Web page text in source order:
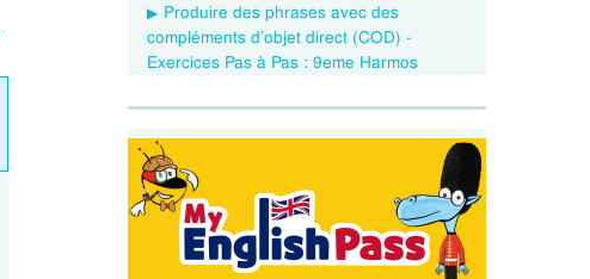
Produire des phrases avec des
compléments d’objet direct (COD) -
Exercices Pas à Pas : 9eme Harmos